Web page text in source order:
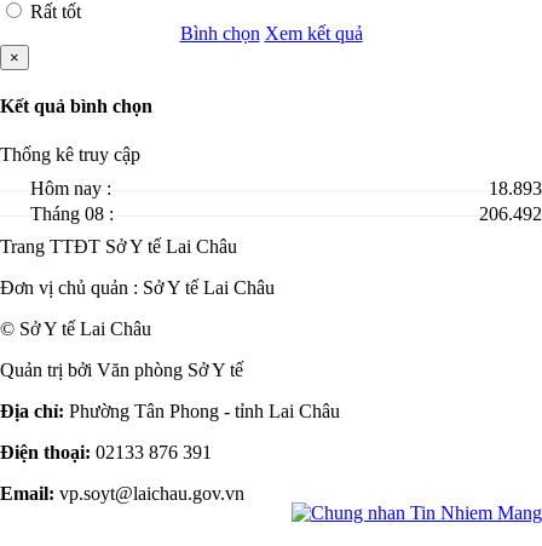
Rất tốt
Bình chọn Xem kết quả
×
Kết quả bình chọn
Thống kê truy cập
Hôm nay :
18.893
Tháng 08 :
206.492
Trang TTĐT Sở Y tế Lai Châu
Đơn vị chủ quản : Sở Y tế Lai Châu
© Sở Y tế Lai Châu
Quản trị bởi Văn phòng Sở Y tế
Địa chỉ: Phường Tân Phong - tỉnh Lai Châu
Điện thoại: 02133 876 391
Email: vp.soyt@laichau.gov.vn